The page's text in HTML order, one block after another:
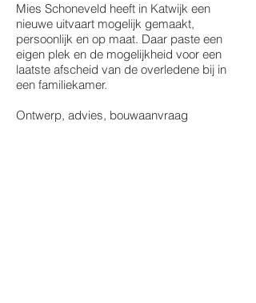
Mies Schoneveld heeft in Katwijk een
nieuwe uitvaart mogelijk gemaakt,
persoonlijk en op maat. Daar paste een
eigen plek en de mogelijkheid voor een
laatste afscheid van de overledene bij in
een familiekamer.
Ontwerp, advies, bouwaanvraag